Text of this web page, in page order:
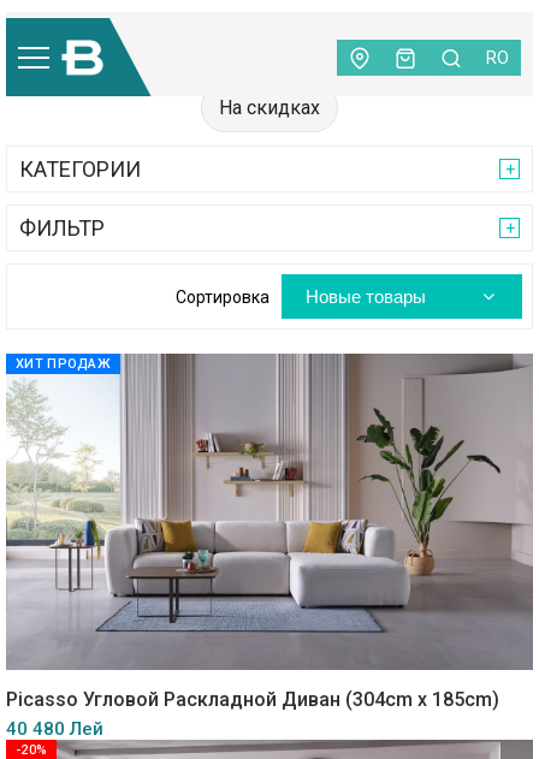
RO
диваны
На скидках
КАТЕГОРИИ
ФИЛЬТР
Сортировка Новые товары
ХИТ ПРОДАЖ
Picasso Угловой Раскладной Диван (304cm x 185cm)
40 480 Лей
-20%